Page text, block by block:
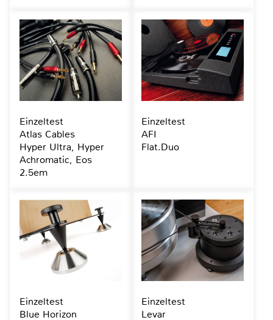
Einzeltest
Atlas Cables
Hyper Ultra, Hyper
Achromatic, Eos
2.5em
Einzeltest
AFI
Flat.Duo
Einzeltest
Blue Horizon
Einzeltest
Levar